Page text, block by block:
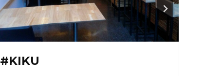
#KIKU